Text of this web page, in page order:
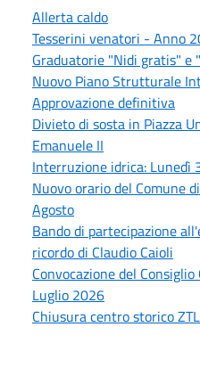
Allerta caldo
Tesserini venatori - Anno
Graduatorie "Nidi gratis" e
Nuovo Piano Strutturale
Approvazione definitiva
Divieto di sosta in Piazza
Emanuele II
Interruzione idrica: Lunedì
Nuovo orario del Comune
Agosto
Bando di partecipazione
ricordo di Claudio Caioli
Convocazione del
Luglio 2026
Chiusura centro storico